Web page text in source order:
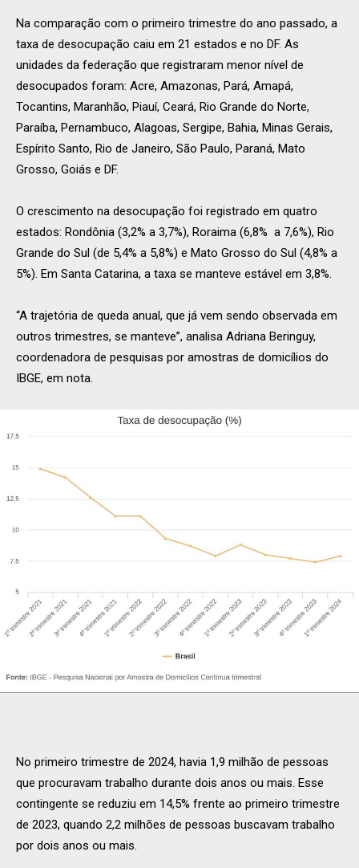
Na comparação com o primeiro trimestre do ano passado, a
taxa de desocupação caiu em 21 estados e no DF. As
unidades da federação que registraram menor nível de
desocupados foram: Acre, Amazonas, Pará, Amapá,
Tocantins, Maranhão, Piauí, Ceará, Rio Grande do Norte,
Paraíba, Pernambuco, Alagoas, Sergipe, Bahia, Minas Gerais,
Espírito Santo, Rio de Janeiro, São Paulo, Paraná, Mato
Grosso, Goiás e DF.
O crescimento na desocupação foi registrado em quatro
estados: Rondônia (3,2% a 3,7%), Roraima (6,8% a 7,6%), Rio
Grande do Sul (de 5,4% a 5,8%) e Mato Grosso do Sul (4,8% a
5%). Em Santa Catarina, a taxa se manteve estável em 3,8%.
“A trajetória de queda anual, que já vem sendo observada em
outros trimestres, se manteve”, analisa Adriana Beringuy,
coordenadora de pesquisas por amostras de domicílios do
IBGE, em nota.
No primeiro trimestre de 2024, havia 1,9 milhão de pessoas
que procuravam trabalho durante dois anos ou mais. Esse
contingente se reduziu em 14,5% frente ao primeiro trimestre
de 2023, quando 2,2 milhões de pessoas buscavam trabalho
por dois anos ou mais.